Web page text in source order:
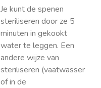
Je kunt de spenen
steriliseren door ze 5
minuten in gekookt
water te leggen. Een
andere wijze van
steriliseren (vaatwasser
of in de